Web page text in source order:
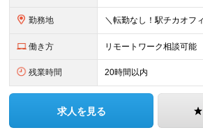
勤務地
働き方 リモートワーク相談可能
残業時間 20時間以内
求人を見る